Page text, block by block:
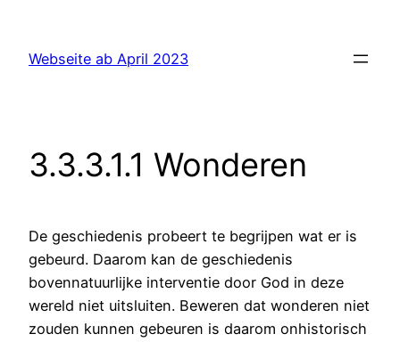
Webseite ab April 2023
3.3.3.1.1 Wonderen
De geschiedenis probeert te begrijpen wat er is
gebeurd. Daarom kan de geschiedenis
bovennatuurlijke interventie door God in deze
wereld niet uitsluiten. Beweren dat wonderen niet
zouden kunnen gebeuren is daarom onhistorisch